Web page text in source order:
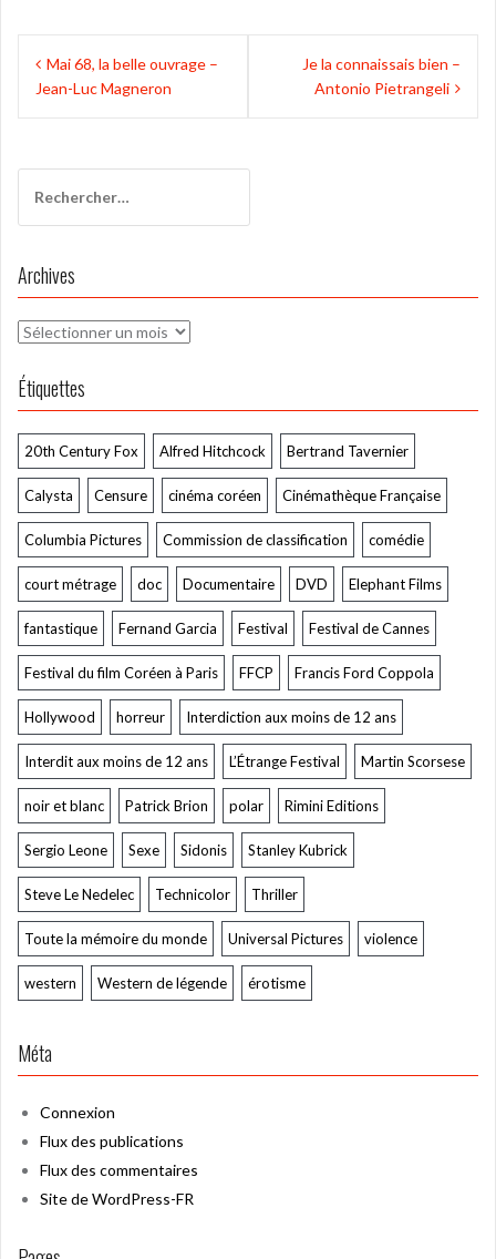
Navigation
deMai 68, la belle ouvrage –
Jean-Luc Magneron
Je la connaissais bien –
Antonio Pietrangeli
Archives
Archives
Étiquettes
20th Century Fox Alfred Hitchcock Bertrand Tavernier
Calysta Censure cinéma coréen Cinémathèque Française
Columbia Pictures Commission de classification comédie
court métrage doc Documentaire DVD Elephant Films
fantastique Fernand Garcia Festival Festival de Cannes
Festival du film Coréen à Paris FFCP Francis Ford Coppola
Hollywood horreur Interdiction aux moins de 12 ans
Interdit aux moins de 12 ans L’Étrange Festival Martin Scorsese
noir et blanc Patrick Brion polar Rimini Editions
Sergio Leone Sexe Sidonis Stanley Kubrick
Steve Le Nedelec Technicolor Thriller
Toute la mémoire du monde Universal Pictures violence
western Western de légende érotisme
Méta
Connexion
Flux des publications
Flux des commentaires
Site de WordPress-FR